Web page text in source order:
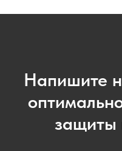
Напишите
защиты